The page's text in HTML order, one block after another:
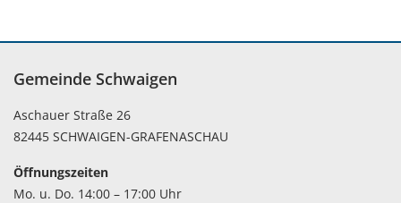
Gemeinde Schwaigen
Aschauer Straße 26
82445 SCHWAIGEN-GRAFENASCHAU
Öffnungszeiten
Mo. u. Do. 14:00 – 17:00 Uhr